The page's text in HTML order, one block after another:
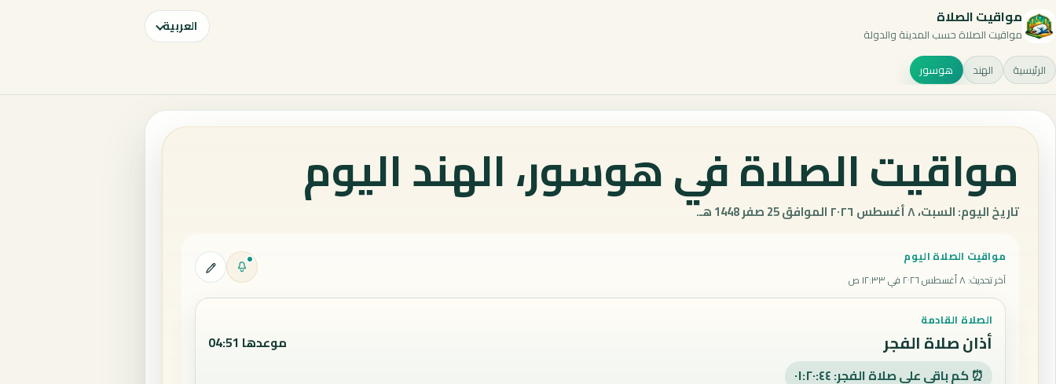
مواقيت الصلاة
مواقيت الصلاة حسب المدينة والدولة العربية
الرئيسية الهند هوسور
مواقيت الصلاة في هوسور، الهند اليوم
تاريخ اليوم: السبت، ٨ أغسطس ٢٠٢٦ الموافق 25 صفر 1448 هـ.
مواقيت الصلاة اليوم
آخر تحديث:٨ أغسطس ٢٠٢٦ في ١٢:٣٣ ص
الصلاة القادمة
أذان صلاة الفجر موعدها 04:51
⏰ كم باقي على صلاة الفجر: ٠١:٢٠:٤٣